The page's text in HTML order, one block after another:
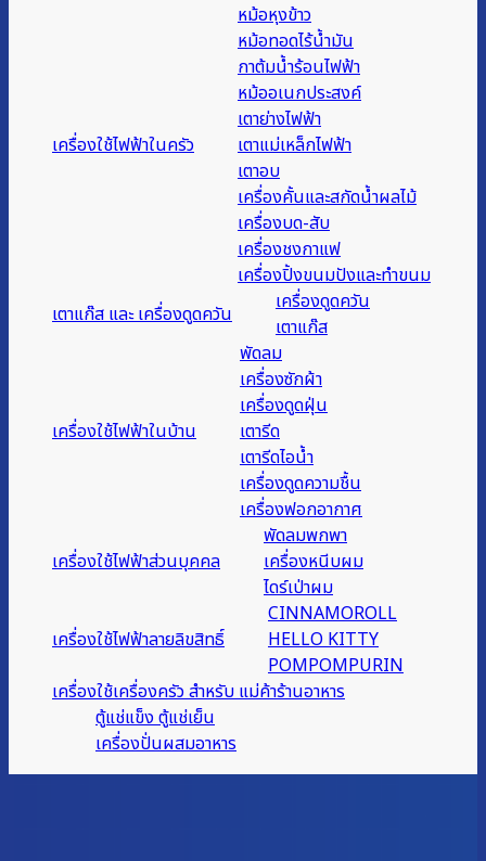
เครื่องใช้ไฟฟ้าในครัว
หม้อหุงข้าว
หม้อทอดไร้น้ำมัน
กาต้มน้ำร้อนไฟฟ้า
หม้ออเนกประสงค์
เตาย่างไฟฟ้า
เตาแม่เหล็กไฟฟ้า
เตาอบ
เครื่องคั้นและสกัดน้ำผลไม้
เครื่องบด-สับ
เครื่องชงกาแฟ
เครื่องปิ้งขนมปังและทำขนม
เตาแก๊ส และ เครื่องดูดควัน
เครื่องดูดควัน
เตาแก๊ส
เครื่องใช้ไฟฟ้าในบ้าน
พัดลม
เครื่องซักผ้า
เครื่องดูดฝุ่น
เตารีด
เตารีดไอน้ำ
เครื่องดูดความชื้น
เครื่องฟอกอากาศ
เครื่องใช้ไฟฟ้าส่วนบุคคล
พัดลมพกพา
เครื่องหนีบผม
ไดร์เป่าผม
เครื่องใช้ไฟฟ้าลายลิขสิทธิ์
CINNAMOROLL
HELLO KITTY
POMPOMPURIN
เครื่องใช้เครื่องครัว สำหรับ แม่ค้าร้านอาหาร
ตู้แช่แข็ง ตู้แช่เย็น
เครื่องปั่นผสมอาหาร